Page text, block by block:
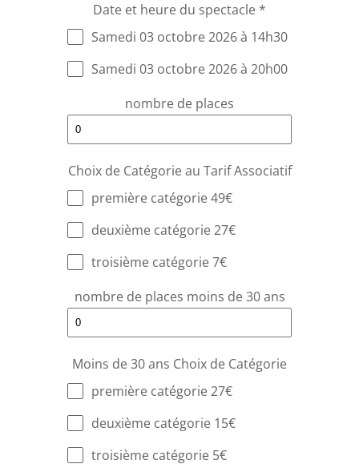
Date et heure du spectacle *
Samedi 03 octobre 2026 à 14h30
Samedi 03 octobre 2026 à 20h00
nombre de places
Choix de Catégorie au Tarif Associatif
première catégorie 49€
deuxième catégorie 27€
troisième catégorie 7€
nombre de places moins de 30 ans
Moins de 30 ans Choix de Catégorie
première catégorie 27€
deuxième catégorie 15€
troisième catégorie 5€